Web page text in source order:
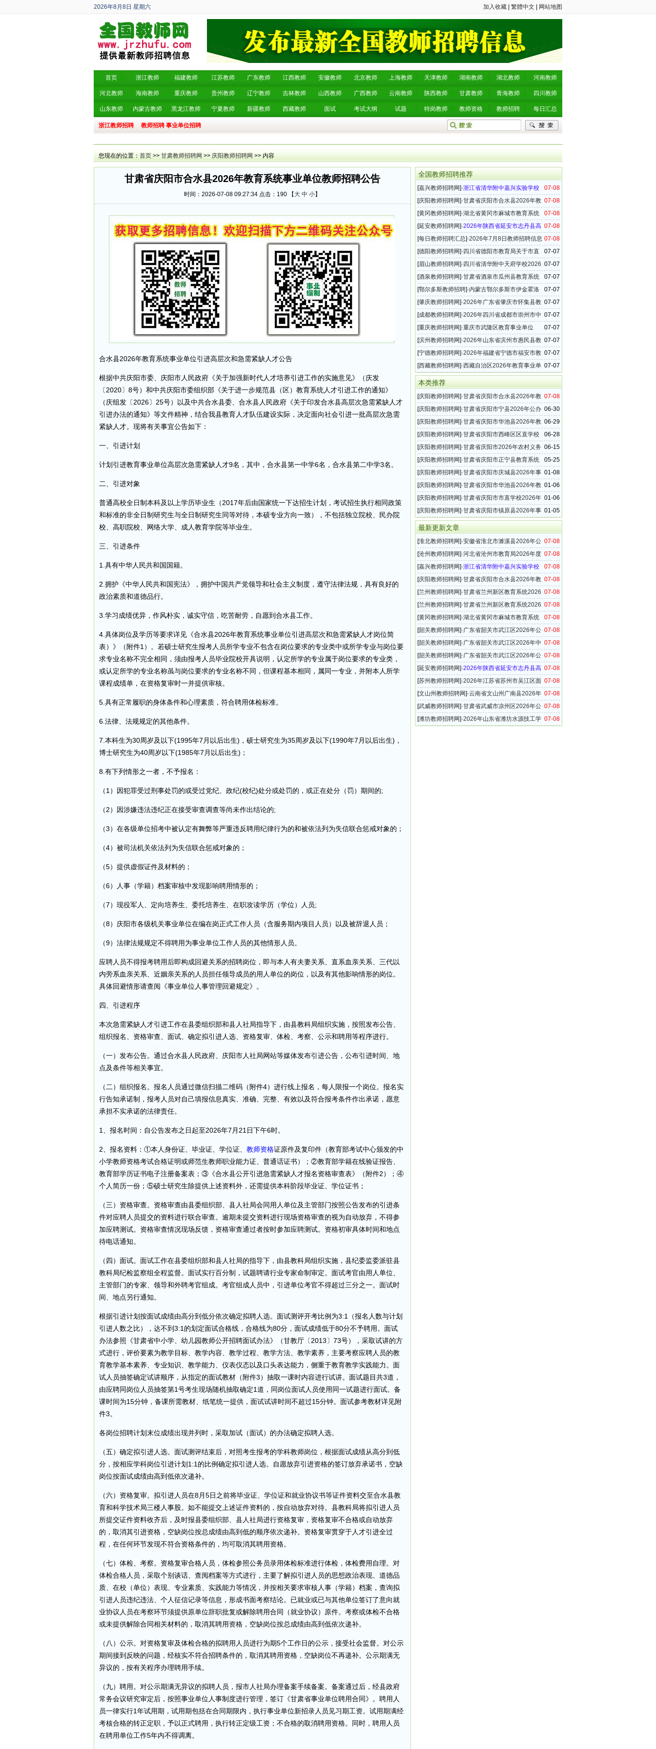
2026年8月8日 星期六
丙午年 六月廿六
加入收藏 繁體中文 网站地图
首页 浙江教师 福建教师 江苏教师 广东教师 江西教师 安徽教师 北京教师 上海教师 天津教师 湖南教师 湖北教师 河南教师
河北教师 海南教师 重庆教师 贵州教师 辽宁教师 吉林教师 山西教师 广西教师 云南教师 陕西教师 甘肃教师 青海教师 四川教师
山东教师 内蒙古教师 黑龙江教师 宁夏教师 新疆教师 西藏教师 面试 考试大纲 试题 特岗教师 教师资格 教师招聘 每日汇总
浙江教师招聘 教师招聘 事业单位招聘
您现在的位置： 首页 >> 甘肃教师招聘网 >> 庆阳教师招聘网 >> 内容
甘肃省庆阳市合水县2026年教育系统事业单位教师招聘公告
时间：2026-07-08 09:27:34 点击： 190 【 大 中 小】
合水县2026年教育系统事业单位引进高层次和急需紧缺人才公告
根据中共庆阳市委、庆阳市人民政府《关于加强新时代人才培养引进工作的实施意见》（庆发
〔2020〕8号）和中共庆阳市委组织部《关于进一步规范县（区）教育系统人才引进工作的通知》
（庆组发〔2026〕25号）以及中共合水县委、合水县人民政府《关于印发合水县高层次急需紧缺人才
引进办法的通知》等文件精神，结合我县教育人才队伍建设实际，决定面向社会引进一批高层次急需
紧缺人才。现将有关事宜公告如下：
一、引进计划
计划引进教育事业单位高层次急需紧缺人才9名，其中，合水县第一中学6名，合水县第二中学3名。
二、引进对象
普通高校全日制本科及以上学历毕业生（2017年后由国家统一下达招生计划，考试招生执行相同政策
和标准的非全日制研究生与全日制研究生同等对待，本硕专业方向一致），不包括独立院校、民办院
校、高职院校、网络大学、成人教育学院等毕业生。
三、引进条件
1.具有中华人民共和国国籍。
2.拥护《中华人民共和国宪法》，拥护中国共产党领导和社会主义制度，遵守法律法规，具有良好的
政治素质和道德品行。
3.学习成绩优异，作风朴实，诚实守信，吃苦耐劳，自愿到合水县工作。
4.具体岗位及学历等要求详见《合水县2026年教育系统事业单位引进高层次和急需紧缺人才岗位简
表）》（附件1）。若硕士研究生报考人员所学专业不包含在岗位要求的专业类中或所学专业与岗位要
求专业名称不完全相同，须由报考人员毕业院校开具说明，认定所学的专业属于岗位要求的专业类，
或认定所学的专业名称虽与岗位要求的专业名称不同，但课程基本相同，属同一专业，并附本人所学
课程成绩单，在资格复审时一并提供审核。
5.具有正常履职的身体条件和心理素质，符合聘用体检标准。
6.法律、法规规定的其他条件。
7.本科生为30周岁及以下(1995年7月以后出生)，硕士研究生为35周岁及以下(1990年7月以后出生)，
博士研究生为40周岁以下(1985年7月以后出生)；
8.有下列情形之一者，不予报名：
（1）因犯罪受过刑事处罚的或受过党纪、政纪(校纪)处分或处罚的，或正在处分（罚）期间的;
（2）因涉嫌违法违纪正在接受审查调查等尚未作出结论的;
（3）在各级单位招考中被认定有舞弊等严重违反聘用纪律行为的和被依法列为失信联合惩戒对象的；
（4）被司法机关依法列为失信联合惩戒对象的；
（5）提供虚假证件及材料的；
（6）人事（学籍）档案审核中发现影响聘用情形的；
（7）现役军人、定向培养生、委托培养生、在职攻读学历（学位）人员;
（8）庆阳市各级机关事业单位在编在岗正式工作人员（含服务期内项目人员）以及被辞退人员；
（9）法律法规规定不得聘用为事业单位工作人员的其他情形人员。
应聘人员不得报考聘用后即构成回避关系的招聘岗位，即与本人有夫妻关系、直系血亲关系、三代以
内旁系血亲关系、近姻亲关系的人员担任领导成员的用人单位的岗位，以及有其他影响情形的岗位。
具体回避情形请查阅《事业单位人事管理回避规定》。
四、引进程序
本次急需紧缺人才引进工作在县委组织部和县人社局指导下，由县教科局组织实施，按照发布公告、
组织报名、资格审查、面试、确定拟引进人选、资格复审、体检、考察、公示和聘用等程序进行。
（一）发布公告。通过合水县人民政府、庆阳市人社局网站等媒体发布引进公告，公布引进时间、地
点及条件等相关事宜。
（二）组织报名。报名人员通过微信扫描二维码（附件4）进行线上报名，每人限报一个岗位。报名实
行告知承诺制，报考人员对自己填报信息真实、准确、完整、有效以及符合报考条件作出承诺，愿意
承担不实承诺的法律责任。
1、报名时间：自公告发布之日起至2026年7月21日下午6时。
2、报名资料：①本人身份证、毕业证、学位证、 教师资格证原件及复印件（教育部考试中心颁发的中
小学教师资格考试合格证明或师范生教师职业能力证、普通话证书）；②教育部学籍在线验证报告、
教育部学历证书电子注册备案表；③《合水县公开引进急需紧缺人才报名资格审查表》（附件2）；④
个人简历一份；⑤硕士研究生除提供上述资料外，还需提供本科阶段毕业证、学位证书；
（三）资格审查。资格审查由县委组织部、县人社局会同用人单位及主管部门按照公告发布的引进条
件对应聘人员提交的资料进行联合审查。逾期未提交资料进行现场资格审查的视为自动放弃，不得参
加应聘测试。资格审查情况现场反馈，资格审查通过者按时参加应聘测试。资格初审具体时间和地点
待电话通知。
（四）面试。面试工作在县委组织部和县人社局的指导下，由县教科局组织实施，县纪委监委派驻县
教科局纪检监察组全程监督。面试实行百分制，试题聘请行业专家命制审定。面试考官由用人单位、
主管部门的专家、领导和外聘考官组成。考官组成人员中，引进单位考官不得超过三分之一。面试时
间、地点另行通知。
根据引进计划按面试成绩由高分到低分依次确定拟聘人选。面试测评开考比例为3:1（报名人数与计划
引进人数之比），达不到3:1的划定面试合格线，合格线为80分，面试成绩低于80分不予聘用。面试
办法参照《甘肃省中小学、幼儿园教师公开招聘面试办法》（甘教厅〔2013〕73号），采取试讲的方
式进行，评价要素为教学目标、教学内容、教学过程、教学方法、教学素养，主要考察应聘人员的教
育教学基本素养、专业知识、教学能力、仪表仪态以及口头表达能力，侧重于教育教学实践能力。面
试人员抽签确定试讲顺序，从指定的面试教材（附件3）抽取一课时内容进行试讲。面试题目共3道，
由应聘同岗位人员抽签第1号考生现场随机抽取确定1道，同岗位面试人员使用同一试题进行面试。备
课时间为15分钟，备课所需教材、纸笔统一提供，面试试讲时间不超过15分钟。面试参考教材详见附
件3。
各岗位招聘计划末位成绩出现并列时，采取加试（面试）的办法确定拟聘人选。
（五）确定拟引进人选。面试测评结束后，对照考生报考的学科教师岗位，根据面试成绩从高分到低
分，按相应学科岗位引进计划1:1的比例确定拟引进人选。自愿放弃引进资格的签订放弃承诺书，空缺
岗位按面试成绩由高到低依次递补。
（六）资格复审。拟引进人员在8月5日之前将毕业证、学位证和就业协议书等证件资料交至合水县教
育和科学技术局三楼人事股。如不能提交上述证件资料的，按自动放弃对待。县教科局将拟引进人员
所提交证件资料收齐后，及时报县委组织部、县人社局进行资格复审，资格复审不合格或自动放弃
的，取消其引进资格，空缺岗位按总成绩由高到低的顺序依次递补。资格复审贯穿于人才引进全过
程，在任何环节发现不符合资格条件的，均可取消其聘用资格。
（七）体检、考察。资格复审合格人员，体检参照公务员录用体检标准进行体检，体检费用自理。对
体检合格人员，采取个别谈话、查阅档案等方式进行，主要了解拟引进人员的思想政治表现、道德品
质、在校（单位）表现、专业素质、实践能力等情况，并按相关要求审核人事（学籍）档案，查询拟
引进人员违纪违法、个人征信记录等信息，形成书面考察结论。已就业或已与其他单位签订了意向就
业协议人员在考察环节须提供原单位辞职批复或解除聘用合同（就业协议）原件。考察或体检不合格
或未提供解除合同相关材料的，取消其聘用资格，空缺岗位按总成绩由高到低依次递补。
（八）公示。对资格复审及体检合格的拟聘用人员进行为期5个工作日的公示，接受社会监督。对公示
期间接到反映的问题，经核实不符合招聘条件的，取消其聘用资格，空缺岗位不再递补。公示期满无
异议的，按有关程序办理聘用手续。
（九）聘用。对公示期满无异议的拟聘人员，报市人社局办理备案手续备案。备案通过后，经县政府
常务会议研究审定后，按照事业单位人事制度进行管理，签订《甘肃省事业单位聘用合同》。聘用人
员一律实行1年试用期，试用期包括在合同期限内，执行事业单位新招录人员见习期工资。试用期满经
考核合格的转正定职，予以正式聘用，执行转正定级工资；不合格的取消聘用资格。同时，聘用人员
在聘用单位工作5年内不得调离。
全国教师招聘推荐
07-08
[嘉兴教师招聘网]·浙江省清华附中嘉兴实验学校
2026年事业编制教师招聘公告（第四批）
07-08
[庆阳教师招聘网]·甘肃省庆阳市合水县2026年教
育系统事业单位教师招聘公告
07-08
[黄冈教师招聘网]·湖北省黄冈市麻城市教育系统
2026年高中教师招聘14名公告
07-08
[延安教师招聘网]·2026年陕西省延安市志丹县高
级中学教师招聘16名公告
07-08
[每日教师招聘汇总]·2026年7月8日教师招聘信息
汇总（39条）
07-07
[德阳教师招聘网]· 四川省德阳市教育局关于市直
属学校2026年教师招聘公告
07-07
[眉山教师招聘网]· 四川省清华附中天府学校2026
年第二轮教师招聘公告
07-07
[酒泉教师招聘网]·甘肃省酒泉市瓜州县教育系统
2026年紧缺学科教师柔性引进招聘公告
07-07
[鄂尔多斯教师招聘]·内蒙古鄂尔多斯市伊金霍洛
旗2026年引进中小学教师18名公告
07-07
[肇庆教师招聘网]·2026年广东省肇庆市怀集县教
育局教师招聘87名公告
07-07
[成都教师招聘网]·2026年四川省成都市崇州市中
小学校教师招聘76名公告
07-07
[重庆教师招聘网]·重庆市武隆区教育事业单位
2026年教师招聘31名公告
07-07
[滨州教师招聘网]·2026年山东省滨州市惠民县教
师招聘15名公告
07-07
[宁德教师招聘网]·2026年福建省宁德市福安市教
育局下属学校教师招聘13名公告（六）
07-07
[西藏教师招聘网]·西藏自治区2026年教育事业单
位教师招聘公告
本类推荐
07-08
[庆阳教师招聘网]·甘肃省庆阳市合水县2026年教
育系统事业单位教师招聘公告
06-30
[庆阳教师招聘网]·甘肃省庆阳市宁县2026年公办
高中学校教师招聘17名公告
06-29
[庆阳教师招聘网]·甘肃省庆阳市华池县2026年教
育事业单位教师招聘公告（第二批）
06-28
[庆阳教师招聘网]·甘肃省庆阳市西峰区区直学校
2026年教师招聘27名公告
06-15
[庆阳教师招聘网]·甘肃省庆阳市2026年农村义务
教育阶段学校教师特设岗位计划实施办法
05-25
[庆阳教师招聘网]·甘肃省庆阳市正宁县教育系统
2026年教师招聘29名公告
01-08
[庆阳教师招聘网]·甘肃省庆阳市庆城县2026年事
业单位教师招聘公告
01-06
[庆阳教师招聘网]·甘肃省庆阳市华池县2026年教
育事业单位教师招聘公告
01-06
[庆阳教师招聘网]·甘肃省庆阳市市直学校2026年
教师招聘89名公告
01-05
[庆阳教师招聘网]·甘肃省庆阳市镇原县2026年事
业单位教师招聘公告
最新更新文章
07-08
[淮北教师招聘网]·安徽省淮北市濉溪县2026年公
开引进县外在编在职教师工作实施方案
07-08
[沧州教师招聘网]·河北省沧州市教育局2026年度
公开招调教师公告
07-08
[嘉兴教师招聘网]·浙江省清华附中嘉兴实验学校
2026年事业编制教师招聘公告（第四批）
07-08
[庆阳教师招聘网]·甘肃省庆阳市合水县2026年教
育系统事业单位教师招聘公告
07-08
[兰州教师招聘网]·甘肃省兰州新区教育系统2026
年教师招聘进入考察范围人员（第一批次）及考察相关
事项的公告
07-08
[兰州教师招聘网]·甘肃省兰州新区教育系统2026
年公开选调教师公告
07-08
[黄冈教师招聘网]·湖北省黄冈市麻城市教育系统
2026年高中教师招聘14名公告
07-08
[韶关教师招聘网]·广东省韶关市武江区2026年公
开选聘幼儿园骨干教师公告
07-08
[韶关教师招聘网]·广东省韶关市武江区2026年中
小学教师公开招聘面试公告
07-08
[韶关教师招聘网]·广东省韶关市武江区2026年公
开选聘教师公告
07-08
[延安教师招聘网]·2026年陕西省延安市志丹县高
级中学教师招聘16名公告
07-08
[苏州教师招聘网]·2026年江苏省苏州市吴江区面
向公办小学公开选聘中学教师的通知
07-08
[文山州教师招聘网]·云南省文山州广南县2026年
城区学校（园）面向全县教体系统公开竞聘在职在编教
师公告
07-08
[武威教师招聘网]·甘肃省武威市凉州区2026年公
开选调农村学校（幼儿园）教师到城区任教的公告07-08
[潍坊教师招聘网]·2026年山东省潍坊水源技工学